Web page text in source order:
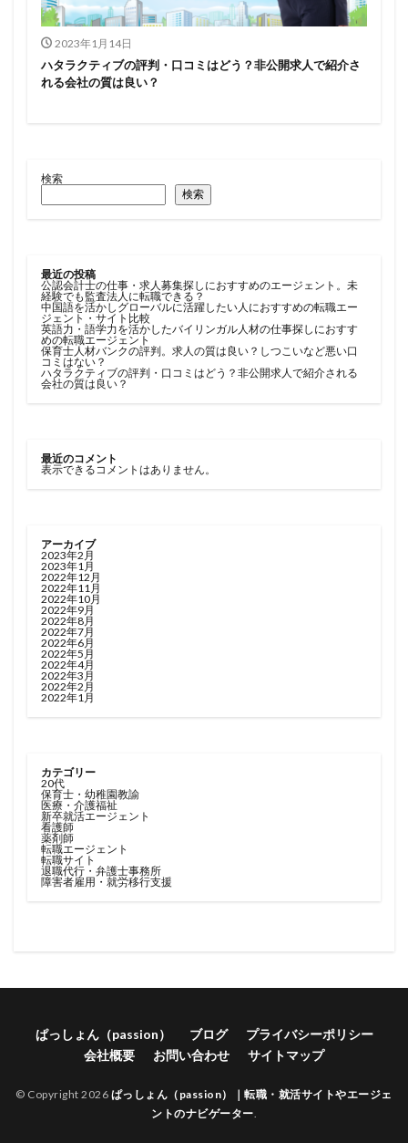
2023年1月14日
ハタラクティブの評判・口コミはどう？非公開求人で紹介さ
れる会社の質は良い？
検索
検索
最近の投稿
公認会計士の仕事・求人募集探しにおすすめのエージェント。未
経験でも監査法人に転職できる？
中国語を活かしグローバルに活躍したい人におすすめの転職エー
ジェント・サイト比較
英語力・語学力を活かしたバイリンガル人材の仕事探しにおすす
めの転職エージェント
保育士人材バンクの評判。求人の質は良い？しつこいなど悪い口
コミはない？
ハタラクティブの評判・口コミはどう？非公開求人で紹介される
会社の質は良い？
最近のコメント
表示できるコメントはありません。
アーカイブ
2023年2月
2023年1月
2022年12月
2022年11月
2022年10月
2022年9月
2022年8月
2022年7月
2022年6月
2022年5月
2022年4月
2022年3月
2022年2月
2022年1月
カテゴリー
20代
保育士・幼稚園教諭
医療・介護福祉
新卒就活エージェント
看護師
薬剤師
転職エージェント
転職サイト
退職代行・弁護士事務所
障害者雇用・就労移行支援
ぱっしょん（passion） ブログ
プライバシーポリシー
会社概要
お問い合わせ サイトマップ
© Copyright 2026 ぱっしょん（passion）｜転職・就活サイトやエージェ
ントのナビゲーター